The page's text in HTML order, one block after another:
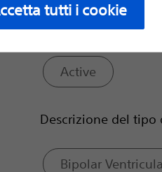
Passive
Active
Descrizione del tipo
Bipolar
tutti i cookie